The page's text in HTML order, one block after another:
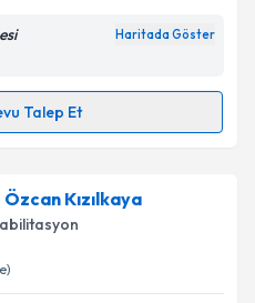
ilişkin
verilerimin belirtilen
kabul ediyorum.
Haritada Göster
Talep Et
için randevu takvimi talebi
randevu almanız için bir
posta ile bilgilendireceğiz.
Kızılkaya